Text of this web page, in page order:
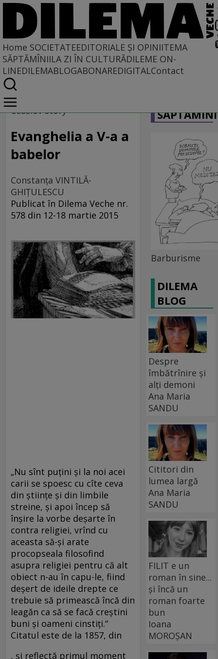
Home SOCIETATEEDITORIALE ȘI OPINIITEMA
SĂPTĂMÎNIILA ZI ÎN CULTURĂDILEME ON-
LINEDILEMABLOGABONAREDIGITALContact
Home
Societate
IERI CU VEDERE SPRE AZI
Ceaslov story
Evanghelia a V-a a
babelor
Constanţa VINTILĂ-
GHIŢULESCU
Publicat în Dilema Veche nr.
578 din 12-18 martie 2015
„Nu sînt puţini şi la noi acei
carii se spoesc cu cîte ceva
din ştiinţe şi din limbile
streine, şi apoi încep să
înşire la vorbe deşarte în
contra religiei, vrînd cu
aceasta să-şi arate
procopseala filosofind
asupra religiei pentru că alt
obiect n-au în capu-le, fiind
deşert de ideile drepte ce
trebuie să primească încă din
leagăn ca să se facă creştini
buni şi oameni cinstiţi.“
Citatul este de la 1857, din
, şi reflectă primul moment
Barburisme
DILEMA
BLOG
Despre
îmbătrînire și
alți demoni
Ana Maria
SANDU
Cititori din
lumea largă
Ana Maria
SANDU
FILIT e un
roman în sine...
și încă un
roman foarte
bun
Ioana
MOROȘAN